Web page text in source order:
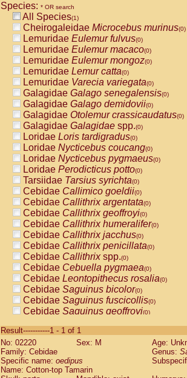
Species: * OR search
All Species(1)
Cheirogaleidae Microcebus murinus(0)
Lemuridae Eulemur fulvus(0)
Lemuridae Eulemur macaco(0)
Lemuridae Eulemur mongoz(0)
Lemuridae Lemur catta(0)
Lemuridae Varecia variegata(0)
Galagidae Galago senegalensis(0)
Galagidae Galago demidovii(0)
Galagidae Otolemur crassicaudatus(0)
Galagidae Galagidae spp.(0)
Loridae Loris tardigradus(0)
Loridae Nycticebus coucang(0)
Loridae Nycticebus pygmaeus(0)
Loridae Perodicticus potto(0)
Tarsiidae Tarsius syrichta(0)
Cebidae Callimico goeldii(0)
Cebidae Callithrix argentata(0)
Cebidae Callithrix geoffroyi(0)
Cebidae Callithrix humeralifer(0)
Cebidae Callithrix jacchus(0)
Cebidae Callithrix penicillata(0)
Cebidae Callithrixspp.(0)
Cebidae Cebuella pygmaea(0)
Cebidae Leontopithecus rosalia(0)
Cebidae Saguinus bicolor(0)
Cebidae Saguinus fuscicollis(0)
Cebidae Saguinus geoffroyi(0)
CebidaeSaguinus labiatus(0)
Cebidae Saguinus leucopus (0)
Cebidae
CebidaeSaguinus mystax
Result-----------1 - 1 of 1
No: 02220
Sex: M
Age:
Family: Cebidae
Genus:
Specific name: oedipus
Name: Cotton-top Tamarin